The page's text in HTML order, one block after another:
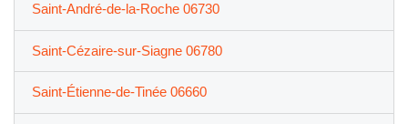
Saint-André-de-la-Roche 06730
Saint-Cézaire-sur-Siagne 06780
Saint-Étienne-de-Tinée 06660